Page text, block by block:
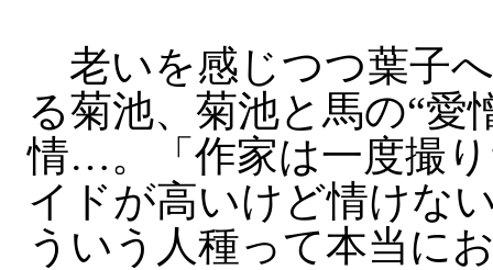
老いを感じつつ葉子
る菊池、菊池と馬の“愛
情…。「作家は一度撮
イドが高いけど情けな
ういう人種って本当に